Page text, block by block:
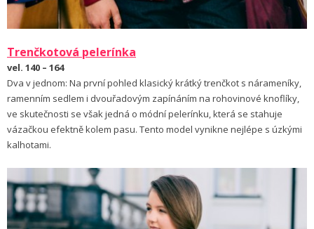
Trenčkotová pelerínka
vel. 140 – 164
Dva v jednom: Na první pohled klasický krátký trenčkot s nárameníky,
ramenním sedlem i dvouřadovým zapínáním na rohovinové knoflíky,
ve skutečnosti se však jedná o módní pelerínku, která se stahuje
vázačkou efektně kolem pasu. Tento model vynikne nejlépe s úzkými
kalhotami.